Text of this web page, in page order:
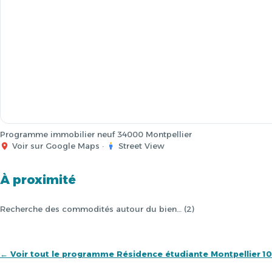
Programme immobilier neuf 34000 Montpellier
Voir sur Google Maps · Street View
À proximité
Recherche des commodités autour du bien… (2)
← Voir tout le programme Résidence étudiante Montpellier